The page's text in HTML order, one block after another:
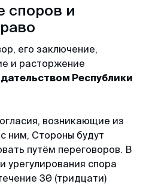
споров и
его заключение,
и расторжение
Республики
возникающие из
ним, Стороны будут
путём переговоров. В
урегулирования спора
30 (тридцати)